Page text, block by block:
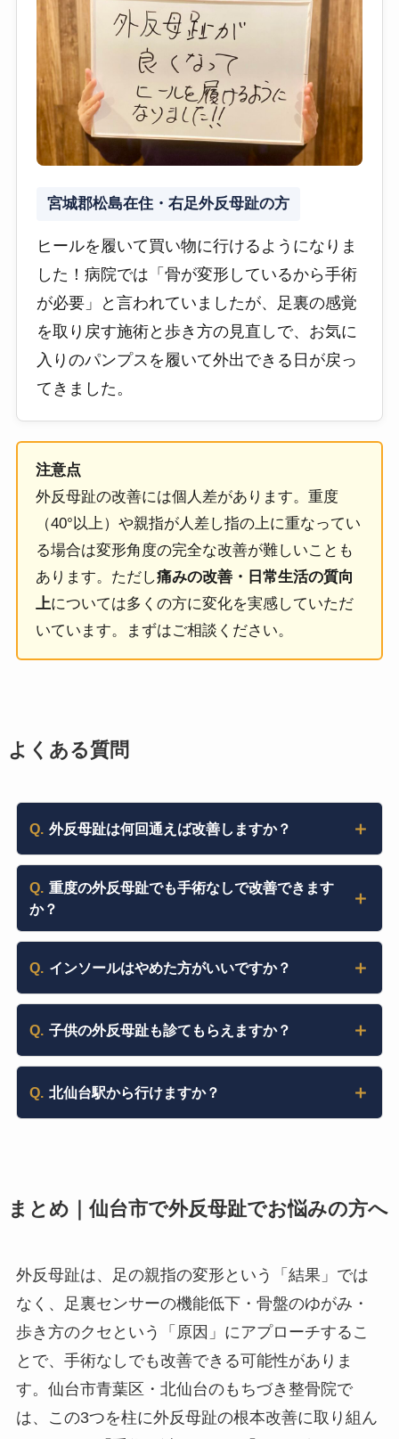
宮城郡松島在住・右足外反母趾の方
ヒールを履いて買い物に行けるようになりま
した！病院では「骨が変形しているから手術
が必要」と言われていましたが、足裏の感覚
を取り戻す施術と歩き方の見直しで、お気に
入りのパンプスを履いて外出できる日が戻っ
てきました。
注意点
外反母趾の改善には個人差があります。重度
（40°以上）や親指が人差し指の上に重なってい
る場合は変形角度の完全な改善が難しいことも
あります。ただし痛みの改善・日常生活の質向
上については多くの方に変化を実感していただ
いています。まずはご相談ください。
よくある質問
Q. 外反母趾は何回通えば改善しますか？
Q. 重度の外反母趾でも手術なしで改善できます
か？
Q. インソールはやめた方がいいですか？
Q. 子供の外反母趾も診てもらえますか？
Q. 北仙台駅から行けますか？
まとめ｜仙台市で外反母趾でお悩みの方へ
外反母趾は、足の親指の変形という「結果」では
なく、足裏センサーの機能低下・骨盤のゆがみ・
歩き方のクセという「原因」にアプローチするこ
とで、手術なしでも改善できる可能性がありま
す。仙台市青葉区・北仙台のもちづき整骨院で
は、この3つを柱に外反母趾の根本改善に取り組ん